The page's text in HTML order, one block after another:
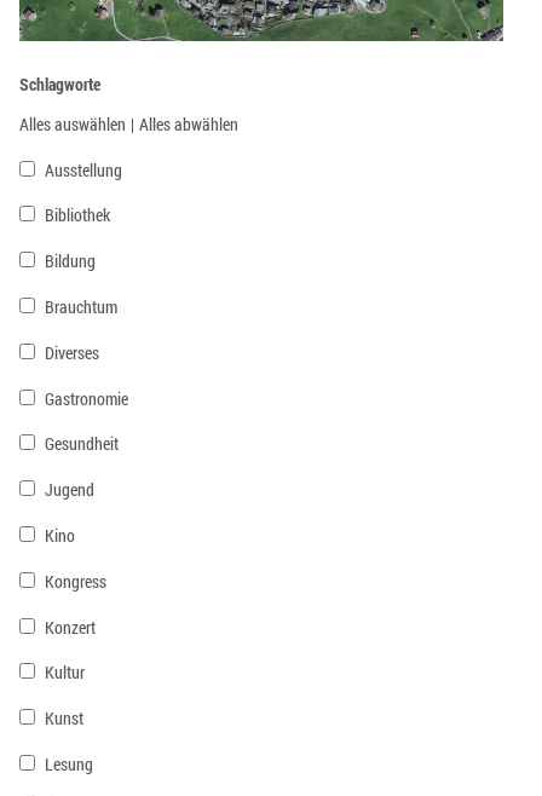
Schlagworte
Alles auswählen | Alles abwählen
Ausstellung
Bibliothek
Bildung
Brauchtum
Diverses
Gastronomie
Gesundheit
Jugend
Kino
Kongress
Konzert
Kultur
Kunst
Lesung